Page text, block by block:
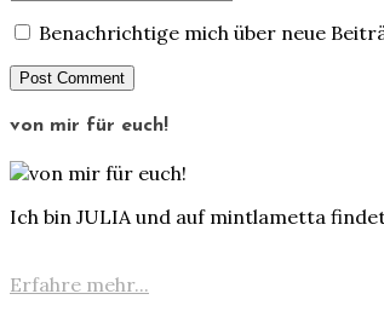
Benachrichtige mich über neue
von mir für euch!
Ich bin JULIA und auf mintlametta
Erfahre mehr...